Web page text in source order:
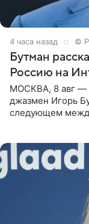
4 часа назад ©
Бутман
Россию на
МОСКВА, 8 авг —
джазмен Игорь
следующем